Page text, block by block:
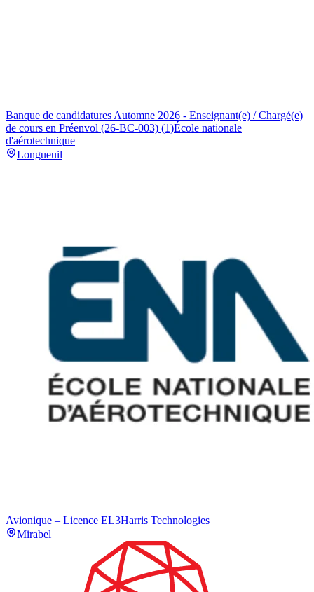
Banque de candidatures Automne 2026 - Enseignant(e) / Chargé(e)
de cours en Préenvol (26-BC-003) (1)École nationale
d'aérotechnique
Longueuil
Avionique – Licence EL3Harris Technologies
Mirabel